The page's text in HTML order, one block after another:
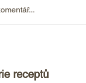
receptů